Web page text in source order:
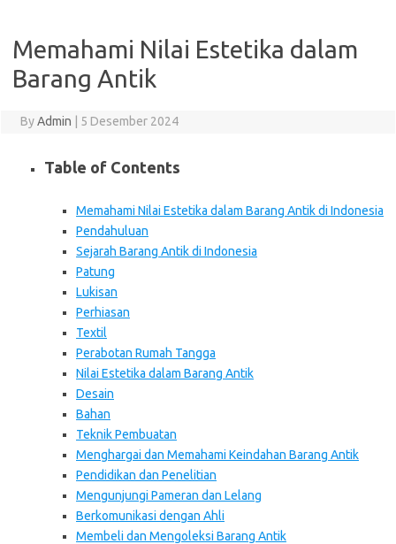
Memahami Nilai Estetika dalam
Barang Antik
ByAdmin 5 Desember 2024
Table of Contents
Memahami Nilai Estetika dalam Barang Antik di Indonesia
Pendahuluan
Sejarah Barang Antik di Indonesia
Patung
Lukisan
Perhiasan
Textil
Perabotan Rumah Tangga
Nilai Estetika dalam Barang Antik
Desain
Bahan
Teknik Pembuatan
Menghargai dan Memahami Keindahan Barang Antik
Pendidikan dan Penelitian
Mengunjungi Pameran dan Lelang
Berkomunikasi dengan Ahli
Membeli dan Mengoleksi Barang Antik